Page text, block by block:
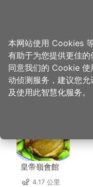
首页 > 想去的地方 > 中坜
中坜六
皇帝嶺會館
4.17 公里
本网站使用 Cookies
有助于为您提供更佳
同意我们的 Cookie 使
动侦测服务，建议您
及使用此智慧化服务。